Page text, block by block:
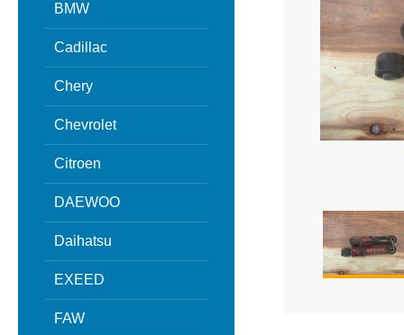
BMW
Cadillac
Chery
Chevrolet
Citroen
DAEWOO
Daihatsu
EXEED
FAW